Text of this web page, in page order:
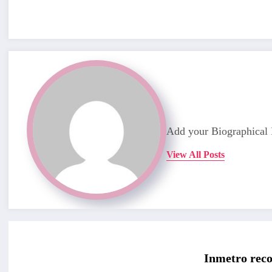
Add your
View All Posts
Inmetro